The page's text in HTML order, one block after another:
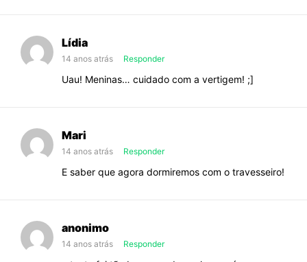
Lídia
14 anos atrás Responder
Uau! Meninas… cuidado com a vertigem! ;]
Mari
14 anos atrás Responder
E saber que agora dormiremos com o travesseiro!
anonimo
14 anos atrás Responder